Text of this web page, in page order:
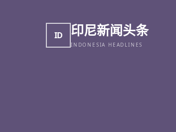
ID 印尼新闻头条
INDONESIA HEADLINES